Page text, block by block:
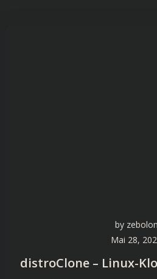
by zebolon
Mai 28,
distroClone – Linux-